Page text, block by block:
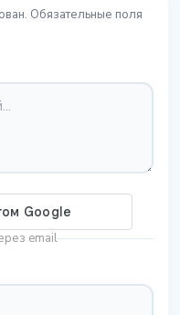
Обязательные поля
email